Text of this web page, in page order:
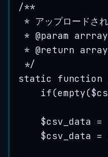
/**
* アップロードさ
* @param arrray
* @return
*/
static
function
if (empty(
$csv_data =
$csv_data
=